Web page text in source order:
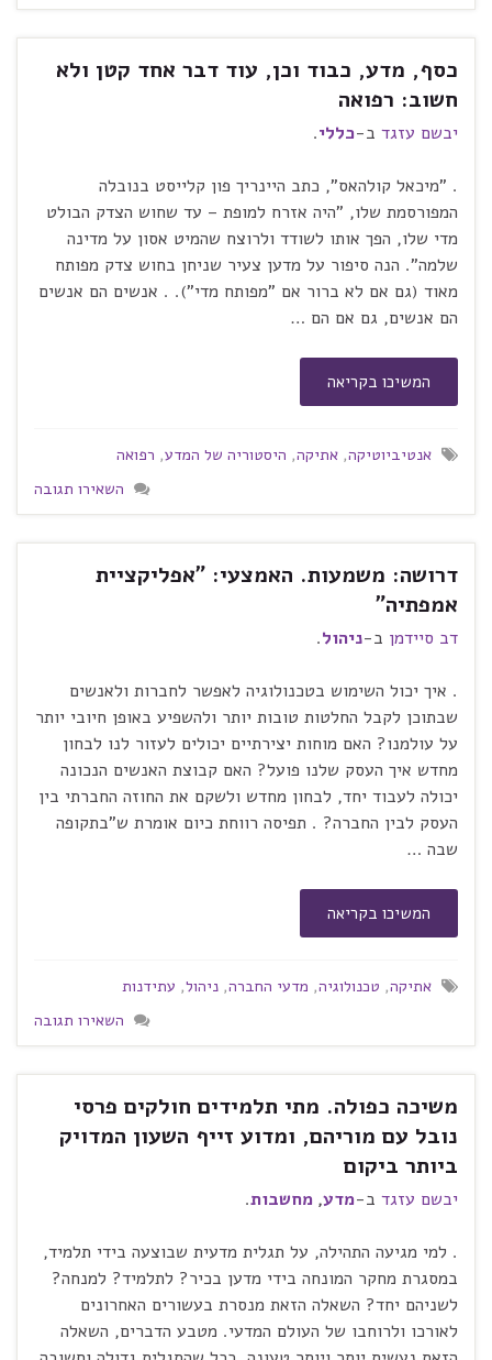
כסף, מדע, כבוד וכן, עוד דבר אחד קטן ולא
חשוב: רפואה
יבשם עזגד ב-כללי.
. "מיכאל קולהאס", כתב היינריך פון קלייסט בנובלה
המפורסמת שלו, "היה אזרח למופת – עד שחוש הצדק הבולט
מדי שלו, הפך אותו לשודד ולרוצח שהמיט אסון על מדינה
שלמה". הנה סיפור על מדען צעיר שניחן בחוש צדק מפותח
מאוד (גם אם לא ברור אם "מפותח מדי"). . אנשים הם אנשים
הם אנשים, גם אם הם …
המשיכו בקריאה
אנטיביוטיקה, אתיקה, היסטוריה של המדע, רפואה
השאירו תגובה
דרושה: משמעות. האמצעי: "אפליקציית
אמפתיה"
דב סיידמן ב-ניהול.
. איך יכול השימוש בטכנולוגיה לאפשר לחברות ולאנשים
שבתוכן לקבל החלטות טובות יותר ולהשפיע באופן חיובי יותר
על עולמנו? האם מוחות יצירתיים יכולים לעזור לנו לבחון
מחדש איך העסק שלנו פועל? האם קבוצת האנשים הנכונה
יכולה לעבוד יחד, לבחון מחדש ולשקם את החוזה החברתי בין
העסק לבין החברה? . תפיסה רווחת כיום אומרת ש"בתקופה
שבה …
המשיכו בקריאה
אתיקה, טכנולוגיה, מדעי החברה, ניהול, עתידנות
השאירו תגובה
משיכה כפולה. מתי תלמידים חולקים פרסי
נובל עם מוריהם, ומדוע זייף השעון המדויק
ביותר ביקום
יבשם עזגד ב-מדע, מחשבות.
. למי מגיעה התהילה, על תגלית מדעית שבוצעה בידי תלמיד,
במסגרת מחקר המונחה בידי מדען בכיר? לתלמיד? למנחה?
לשניהם יחד? השאלה הזאת מנסרת בעשורים האחרונים
לאורכו ולרוחבו של העולם המדעי. מטבע הדברים, השאלה